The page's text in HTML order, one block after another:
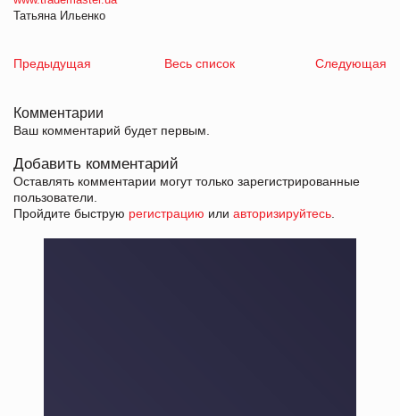
Татьяна Ильенко
Предыдущая Весь список Следующая
Комментарии
Ваш комментарий будет первым.
Добавить комментарий
Оставлять комментарии могут только зарегистрированные
пользователи.
Пройдите быструю регистрацию или авторизируйтесь